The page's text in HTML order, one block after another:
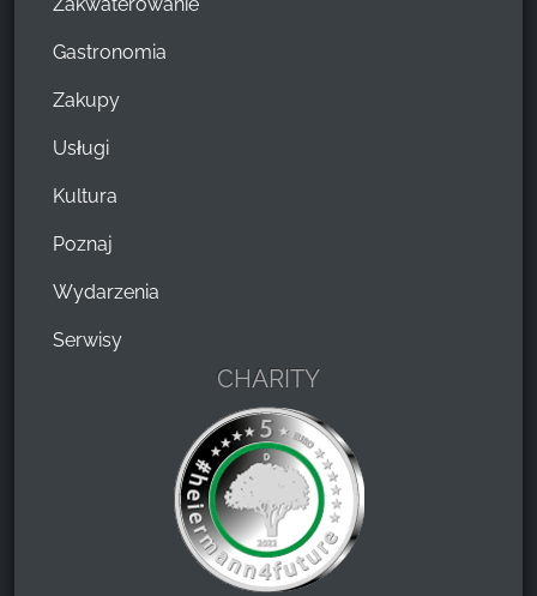
Gastronomia
Zakupy
Usługi
Kultura
Poznaj
Wydarzenia
Serwisy
CHARITY